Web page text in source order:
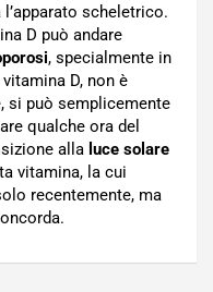
scheletrico.
D può andare
, specialmente in
D, non è
si può semplicemente
qualche ora del
alla luce solare
vitamina, la cui
recentemente, ma